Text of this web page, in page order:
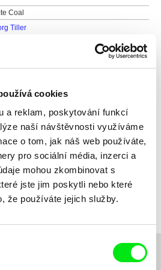
cookies
a reklam, poskytování funkcí
naší návštěvnosti využíváme
o tom, jak náš web používáte,
pro sociální média, inzerci a
mohou zkombinovat s
jste jim poskytli nebo které
že používáte jejich služby.
Coal
Tiller
Hoffmann
(46-90 min.)
films
43
Wien
http://www.subobscurafilms.com/
(+49) 151 42336304
Film
65
Berlin
berlin@fakturafil
International Film Festival Rotterdam, The
Jeonju International Film Festival, South
DokuFest Prizren, Kosovo
for FIPRESCI Award - IFF Rotterdam
Jury Mention - Dokufest Prizren